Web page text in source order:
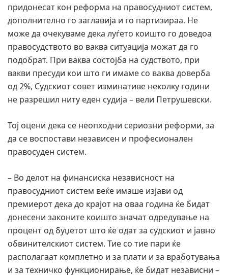
придонесат кон реформа на правосудниот систем,
дополнително го заглавија и го партизираа. Не
може да очекуваме дека луѓето коишто го доведоа
правосудството во ваква ситуација можат да го
подобрат. При ваква состојба на судството, при
вакви пресуди кои што ги имаме со ваква доверба
од 2%, Судскиот совет изминативе неколку години
не разрешил ниту еден судија – вели Петрушевски.
Тој оцени дека се неопходни сериозни реформи, за
да се воспостави независен и професионален
правосуден систем.
– Во делот на финансиска независност на
правосудниот систем веќе имаше изјави од
премиерот дека до крајот на оваа година ќе бидат
донесени законите коишто значат одредување на
процент од буџетот што ќе одат за судскиот и јавно
обвинителскиот систем. Тие со тие пари ќе
располагаат комплетно и за плати и за вработувања
и за техничко функционирање, ќе бидат независни –